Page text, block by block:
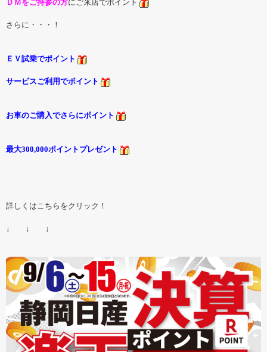
ＤＭをご持参の方にご来店でポイント
さらに・・・！
ＥＶ試乗でポイント
サービスご利用でポイント
お車のご購入でさらにポイント
最大300,000ポイントプレゼント
詳しくはこちらをクリック！
↓ ↓ ↓